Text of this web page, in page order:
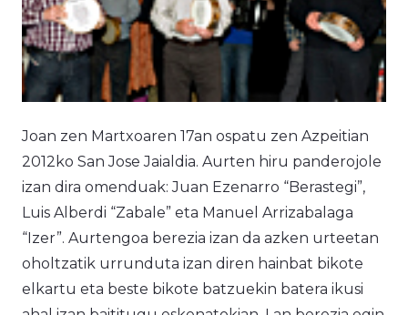
Joan zen Martxoaren 17an ospatu zen Azpeitian
2012ko San Jose Jaialdia. Aurten hiru panderojole
izan dira omenduak: Juan Ezenarro “Berastegi”,
Luis Alberdi “Zabale” eta Manuel Arrizabalaga
“Izer”. Aurtengoa berezia izan da azken urteetan
oholtzatik urrunduta izan diren hainbat bikote
elkartu eta beste bikote batzuekin batera ikusi